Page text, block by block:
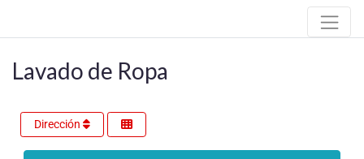
Lavado de Ropa
Dirección